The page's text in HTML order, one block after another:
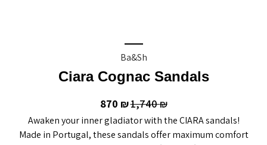
Ba&sh
Ciara Cognac Sandals
1,740₪
870 ₪
Awaken your inner gladiator with the CIARA sandals!
Made in Portugal, these sandals offer maximum comfort